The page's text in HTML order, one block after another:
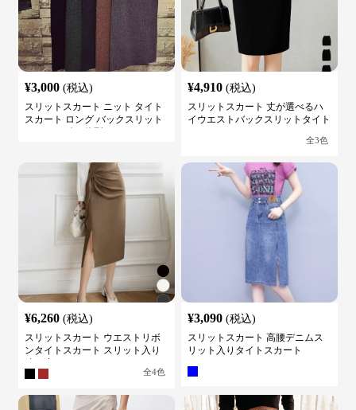
¥3,000 (税込)
スリットスカート ニット タイト
スカート ロング バックスリット
¥4,910 (税込)
スリットスカート 丈が選べるハ
イウエストバックスリットタイト
全3色
¥6,260 (税込)
スリットスカート ウエストリボ
ンタイトスカート スリット入り
全4色
¥3,090 (税込)
スリットスカート 高腰デニムス
リット入りタイトスカート